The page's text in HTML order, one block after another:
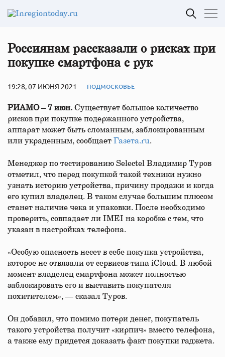
Россиянам рассказали о рисках при
покупке смартфона с рук
19:28, 07 ИЮНЯ 2021 ПОДМОСКОВЬЕ
РИАМО – 7 июн. Существует большое количество
рисков при покупке подержанного устройства,
аппарат может быть сломанным, заблокированным
или украденным, сообщает Газета.ru.
Менеджер по тестированию Selectel Владимир Туров
отметил, что перед покупкой такой техники нужно
узнать историю устройства, причину продажи и когда
его купил владелец. В таком случае большим плюсом
станет наличие чека и упаковки. После необходимо
проверить, совпадает ли IMEI на коробке с тем, что
указан в настройках телефона.
«Особую опасность несет в себе покупка устройства,
которое не отвязали от сервисов типа iCloud. В любой
момент владелец смартфона может полностью
заблокировать его и выставить покупателя
похитителем», — сказал Туров.
Он добавил, что помимо потери денег, покупатель
такого устройства получит «кирпич» вместо телефона,
а также ему придется доказать факт покупки гаджета.